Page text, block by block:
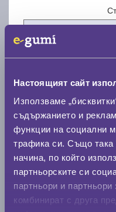
Настоящият сайт
Използваме
съдържанието и
функции на социални
трафика си. Също
начина, по който
партньорските си
партньори и
комбинират с друга